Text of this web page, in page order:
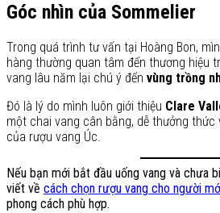
Góc nhìn của Sommelier
Trong quá trình tư vấn tại Hoàng Bon,
hàng thường quan tâm đến thương hiệu
vang lâu năm lại chú ý đến vùng trồng
Đó là lý do mình luôn giới thiệu Clare
một chai vang cân bằng, dễ thưởng thức
của rượu vang Úc.
Nếu bạn mới bắt đầu uống vang và chưa
viết về cách chọn rượu vang cho người
phong cách phù hợp.